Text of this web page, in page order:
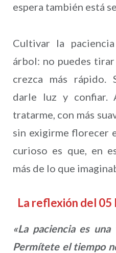
espera también está
Cultivar la
árbol: no puedes
crezca más rápido.
darle luz y confiar.
tratarme, con más
sin exigirme florecer
curioso es que, en
más de lo que
La reflexión del 05
«La paciencia es
Permítete el tiempo